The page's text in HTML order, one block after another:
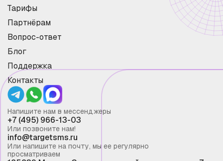
Тарифы
Партнёрам
Вопрос-ответ
Блог
Поддержка
Контакты
Напишите нам в мессенджеры
+7 (495) 966-13-03
Или позвоните нам!
info@targetsms.ru
Или напишите на почту, мы ее регулярно
просматриваем